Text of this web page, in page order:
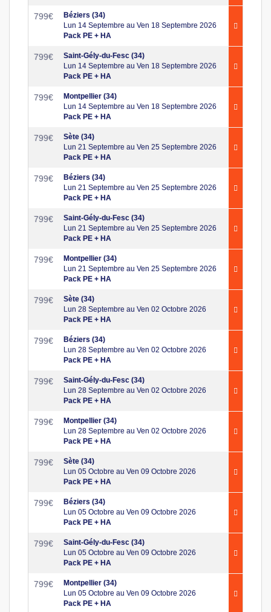
799€
Béziers (34)
Lun 14 Septembre au Ven 18 Septembre 2026
Pack PE + HA
799€
Saint-Gély-du-Fesc (34)
Lun 14 Septembre au Ven 18 Septembre 2026
Pack PE + HA
799€
Montpellier (34)
Lun 14 Septembre au Ven 18 Septembre 2026
Pack PE + HA
799€
Sète (34)
Lun 21 Septembre au Ven 25 Septembre 2026
Pack PE + HA
799€
Béziers (34)
Lun 21 Septembre au Ven 25 Septembre 2026
Pack PE + HA
799€
Saint-Gély-du-Fesc (34)
Lun 21 Septembre au Ven 25 Septembre 2026
Pack PE + HA
799€
Montpellier (34)
Lun 21 Septembre au Ven 25 Septembre 2026
Pack PE + HA
799€
Sète (34)
Lun 28 Septembre au Ven 02 Octobre 2026
Pack PE + HA
799€
Béziers (34)
Lun 28 Septembre au Ven 02 Octobre 2026
Pack PE + HA
799€
Saint-Gély-du-Fesc (34)
Lun 28 Septembre au Ven 02 Octobre 2026
Pack PE + HA
799€
Montpellier (34)
Lun 28 Septembre au Ven 02 Octobre 2026
Pack PE + HA
799€
Sète (34)
Lun 05 Octobre au Ven 09 Octobre 2026
Pack PE + HA
799€
Béziers (34)
Lun 05 Octobre au Ven 09 Octobre 2026
Pack PE + HA
799€
Saint-Gély-du-Fesc (34)
Lun 05 Octobre au Ven 09 Octobre 2026
Pack PE + HA
799€
Montpellier (34)
Lun 05 Octobre au Ven 09 Octobre 2026
Pack PE + HA